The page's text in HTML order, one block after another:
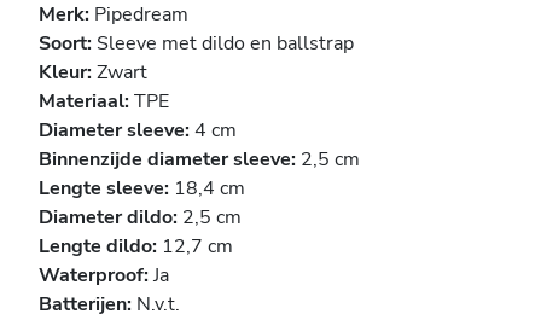
Merk: Pipedream
Soort: Sleeve met dildo en ballstrap
Kleur:Zwart
Materiaal:TPE
Diameter sleeve:4 cm
Binnenzijde diameter sleeve: 2,5 cm
Lengte sleeve: 18,4 cm
Diameter dildo: 2,5 cm
Lengte dildo: 12,7 cm
Waterproof:Ja
Batterijen: N.v.t.